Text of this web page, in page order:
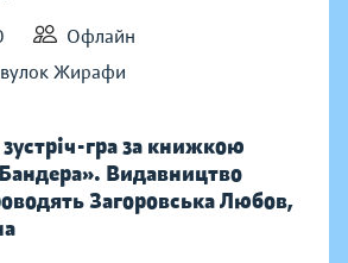
Офлайн
Жирафи
зустріч-гра за книжкою
Видавництво
Загоровська Любов,